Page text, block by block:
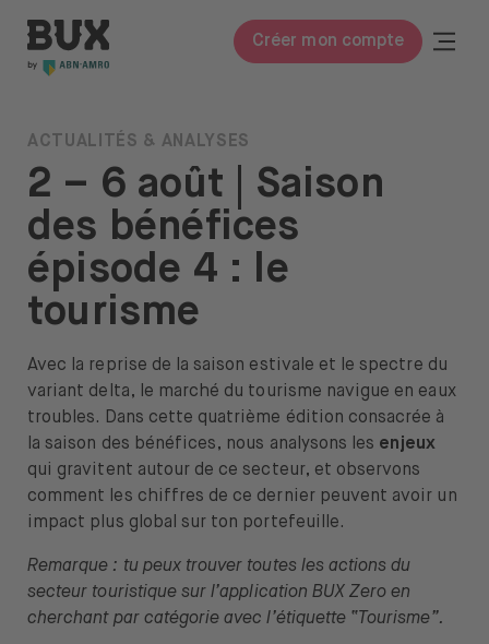
BUX | Réveille ton argent FR
Créer mon compte
BUX Prime
Frais
Connaissances
Apprendre à investir
Lexique
Investir dans
Actions & ETF
À propos
À propos de nous
Emplois
Presse
2 – 6 août | Saison
des bénéfices
épisode 4 : le
tourisme
ACTUALITÉS & ANALYSES
Avec la reprise de la saison estivale et le spectre du
variant delta, le marché du tourisme navigue en eaux
troubles. Dans cette quatrième édition consacrée à
la saison des bénéfices, nous analysons les enjeux
qui gravitent autour de ce secteur, et observons
comment les chiffres de ce dernier peuvent avoir un
impact plus global sur ton portefeuille.
Remarque : tu peux trouver toutes les actions du
secteur touristique sur l’application BUX Zero en
cherchant par catégorie avec l’étiquette “Tourisme”.